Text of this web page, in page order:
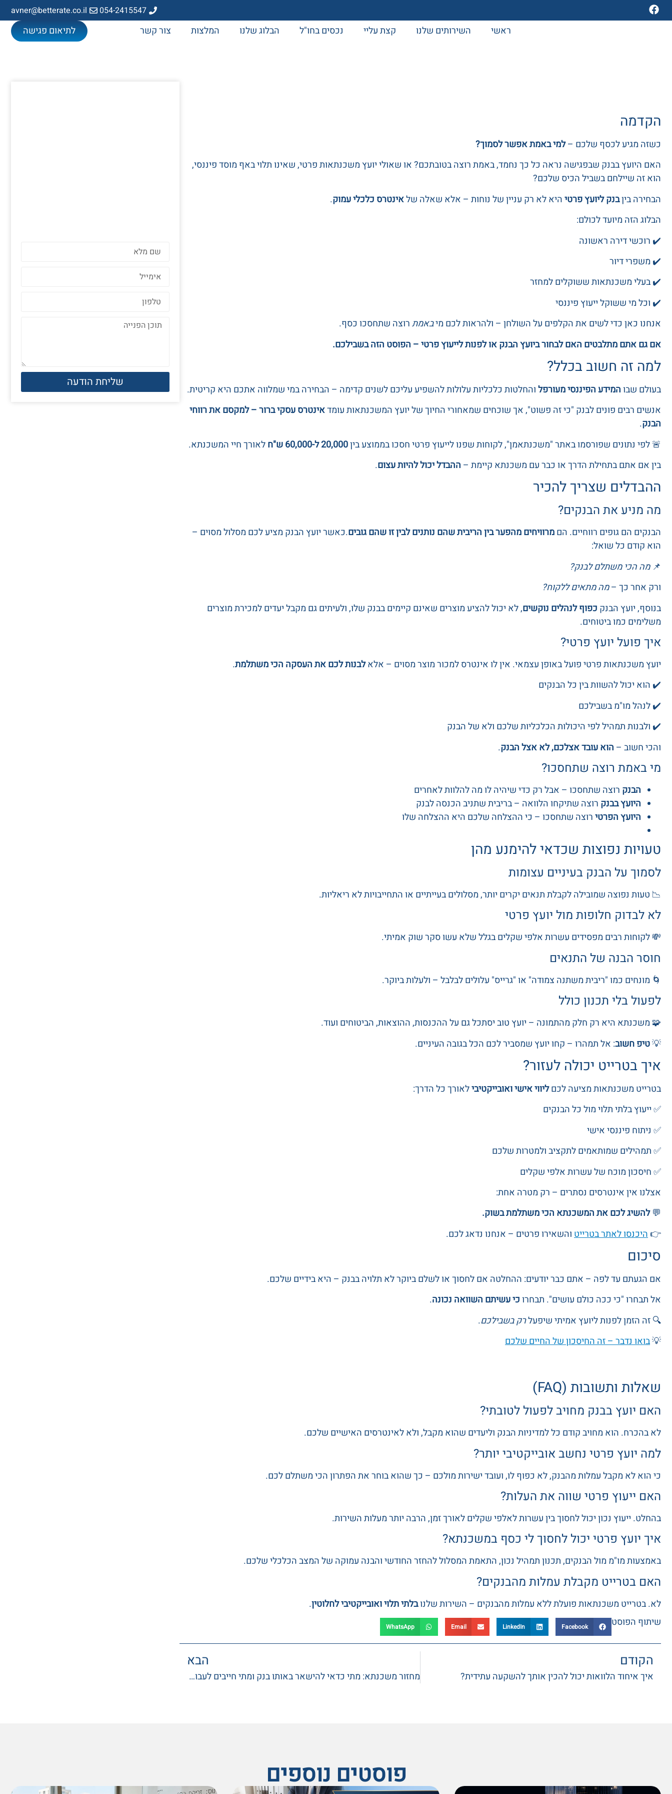
054-2415547
avner@betterate.co.il
ראשי השירותים שלנו קצת עליי נכסים בחו"ל הבלוג שלנו המלצות צור קשר לתיאום פגישה
הקדמה
כשזה מגיע לכסף שלכם –למי באמת אפשר לסמוך?
האם היועץ בבנק שבפגישה נראה כל כך נחמד, באמת רוצה בטובתכם? או שאולי יועץ משכנתאות פרטי, שאינו תלוי באף מוסד פיננסי,
הוא זה שיילחם בשביל הכיס שלכם?
הבחירה ביןבנק ליועץ פרטיהיא לא רק עניין של נוחות – אלא שאלה שלאינטרס כלכלי עמוק.
הבלוג הזה מיועד לכולם:
✔️ רוכשי דירה ראשונה
✔️ משפרי דיור
✔️ בעלי משכנתאות ששוקלים למחזר
✔️ וכל מי ששוקל ייעוץ פיננסי
אנחנו כאן כדי לשים את הקלפים על השולחן – ולהראות לכם מיבאמתרוצה שתחסכו כסף.
אם גם אתם מתלבטים האם לבחור ביועץ הבנק או לפנות לייעוץ פרטי – הפוסט הזה בשבילכם.
למה זה חשוב בכלל?
בעולם שבוהמידע הפיננסי מעורפלוהחלטות כלכליות עלולות להשפיע עליכם לשנים קדימה – הבחירה במי שמלווה אתכם היא קריטית.
אנשים רבים פונים לבנק "כי זה פשוט", אך שוכחים שמאחורי החיוך של יועץ המשכנתאות עומדאינטרס עסקי ברור – למקסם את רווחי
הבנק.
🚨 לפי נתונים שפורסמו באתר "משכנתאמן", לקוחות שפנו לייעוץ פרטי חסכו בממוצע בין20,000 ל-60,000 ש"ח
לאורך חיי המשכנתא.
בין אם אתם בתחילת הדרך או כבר עם משכנתא קיימת – ההבדל יכול להיות עצום.
ההבדלים שצריך להכיר
מה מניע את הבנקים?
הבנקים הם גופים רווחיים. הםמרוויחים מהפער בין הריבית שהם נותנים לבין זו שהם גובים.כאשר יועץ הבנק מציע לכם מסלול מסוים –
הוא קודם כל שואל:
📌מה הכי משתלם לבנק?
ורק אחר כך –מה מתאים ללקוח?
בנוסף, יועץ הבנק כפוף לנהלים נוקשים, לא יכול להציע מוצרים שאינם קיימים בבנק שלו, ולעיתים גם מקבל יעדים למכירת מוצרים
משלימים כמו ביטוחים.
איך פועל יועץ פרטי?
יועץ משכנתאות פרטי פועל באופן עצמאי. אין לו אינטרס למכור מוצר מסוים – אלאלבנות לכם את העסקה הכי משתלמת.
✔️ הוא יכול להשוות בין כל הבנקים
✔️ לנהל מו"מ בשבילכם
✔️ ולבנות תמהיל לפי היכולות הכלכליות שלכם ולא של הבנק
והכי חשוב – הוא עובד אצלכם, לא אצל הבנק.
מי באמת רוצה שתחסכו?
הבנק רוצה שתחסכו – אבל רק כדי שיהיה לו מה להלוות לאחרים
היועץ בבנק רוצה שתיקחו הלוואה – בריבית שתניב הכנסה לבנק
היועץ הפרטירוצה שתחסכו – כי ההצלחה שלכם היא ההצלחה שלו
טעויות נפוצות שכדאי להימנע מהן
לסמוך על הבנק בעיניים עצומות
📉 טעות נפוצה שמובילה לקבלת תנאים יקרים יותר, מסלולים בעייתיים או התחייבויות לא ריאליות.
לא לבדוק חלופות מול יועץ פרטי
💸 לקוחות רבים מפסידים עשרות אלפי שקלים בגלל שלא עשו סקר שוק אמיתי.
חוסר הבנה של התנאים
🌀 מונחים כמו "ריבית משתנה צמודה" או "גרייס" עלולים לבלבל – ולעלות ביוקר.
לפעול בלי תכנון כולל
🧩 משכנתא היא רק חלק מהתמונה – יועץ טוב יסתכל גם על ההכנסות, ההוצאות, הביטוחים ועוד.
💡טיפ חשוב: אל תמהרו – קחו יועץ שמסביר לכם הכל בגובה העיניים.
איך בטרייט יכולה לעזור?
בטרייט משכנתאות מציעה לכםליווי אישי ואובייקטיבילאורך כל הדרך:
✅ ייעוץ בלתי תלוי מול כל הבנקים
✅ ניתוח פיננסי אישי
✅ תמהילים שמותאמים לתקציב ולמטרות שלכם
✅ חיסכון מוכח של עשרות אלפי שקלים
אצלנו אין אינטרסים נסתרים – רק מטרה אחת:
💬להשיג לכם את המשכנתא הכי משתלמת בשוק.
👉היכנסו לאתר בטרייטוהשאירו פרטים – אנחנו נדאג לכם.
סיכום
אם הגעתם עד לפה – אתם כבר יודעים: ההחלטה אם לחסוך או לשלם ביוקר לא תלויה בבנק – היא בידיים שלכם.
אל תבחרו "כי ככה כולם עושים". תבחרוכי עשיתם השוואה נכונה.
🔍 זה הזמן לפנות ליועץ אמיתי שיפעלרק בשבילכם.
💡בואו נדבר – זה החיסכון של החיים שלכם
שאלות ותשובות (FAQ)
האם יועץ בבנק מחויב לפעול לטובתי?
לא בהכרח. הוא מחויב קודם כל למדיניות הבנק וליעדים שהוא מקבל, ולא לאינטרסים האישיים שלכם.
למה יועץ פרטי נחשב אובייקטיבי יותר?
כי הוא לא מקבל עמלות מהבנק, לא כפוף לו, ועובד ישירות מולכם – כך שהוא בוחר את הפתרון הכי משתלם לכם.
האם ייעוץ פרטי שווה את העלות?
בהחלט. ייעוץ נכון יכול לחסוך בין עשרות לאלפי שקלים לאורך זמן, הרבה יותר מעלות השירות.
איך יועץ פרטי יכול לחסוך לי כסף במשכנתא?
באמצעות מו"מ מול הבנקים, תכנון תמהיל נכון, התאמת המסלול להחזר החודשי והבנה עמוקה של המצב הכלכלי שלכם.
האם בטרייט מקבלת עמלות מהבנקים?
לא. בטרייט משכנתאות פועלת ללא עמלות מהבנקים – השירות שלנובלתי תלוי ואובייקטיבי לחלוטין.
שיתוף הפוסט
Facebook
LinkedIn
Email
WhatsApp
הקודם
איך איחוד הלוואות יכול להכין אותך להשקעה עתידית?
הבא
מחזור משכנתא: מתי כדאי להישאר באותו בנק ומתי חייבים לעבור?
שליחת הודעה
פוסטים נוספים